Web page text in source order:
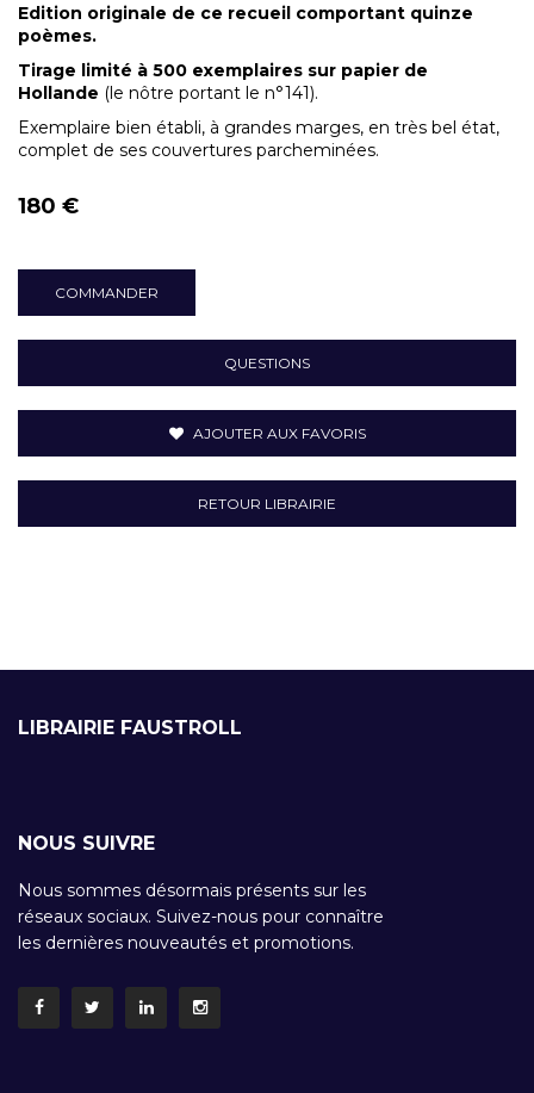
Edition originale de ce recueil comportant quinze
poèmes.
Tirage limité à 500 exemplaires sur papier de
Hollande (le nôtre portant le n°141).
Exemplaire bien établi, à grandes marges, en très bel état,
complet de ses couvertures parcheminées.
180 €
COMMANDER
QUESTIONS
AJOUTER AUX FAVORIS
RETOUR LIBRAIRIE
LIBRAIRIE FAUSTROLL
NOUS SUIVRE
Nous sommes désormais présents sur les
réseaux sociaux. Suivez-nous pour connaître
les dernières nouveautés et promotions.